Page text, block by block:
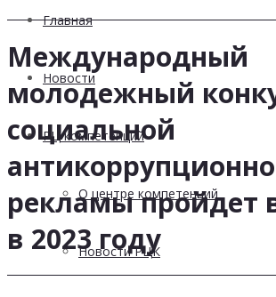
Главная
Новости
РЦ компетенций
О центре компетенций
Новости РЦК
Международный
молодежный
социальной
рекламы пройдет
в 2023 году